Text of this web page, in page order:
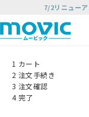
7/2リニュー
1 カート
2 注文手続き
3 注文確認
4 完了